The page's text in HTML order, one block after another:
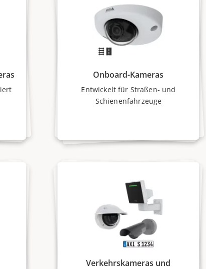
Onboard-Kameras
Entwickelt für Straßen- und
Schienenfahrzeuge
Verkehrskameras und